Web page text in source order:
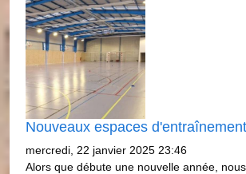
Nouveaux espaces
mercredi, 22 janvier 2025 23:46
Alors que débute une nouvelle année,